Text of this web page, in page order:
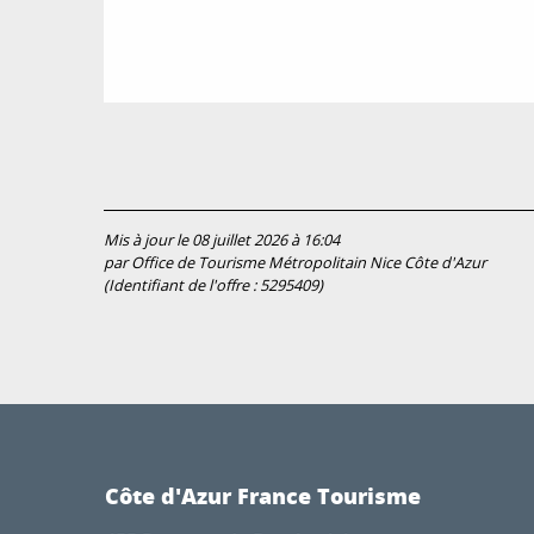
Mis à jour le 08 juillet 2026 à 16:04
par Office de Tourisme Métropolitain Nice Côte d'Azur
(Identifiant de l'offre :5295409)
Côte d'Azur France Tourisme